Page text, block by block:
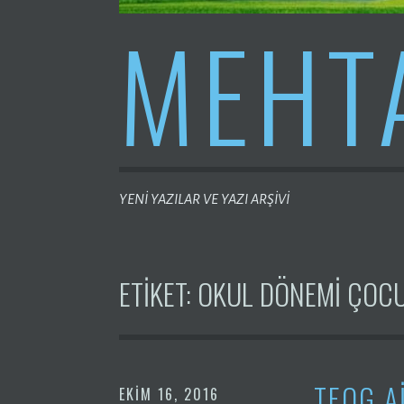
YENİ YAZILAR VE YAZI ARŞİVİ
ETIKET: OKUL DÖNEMI
EKIM 16, 2016